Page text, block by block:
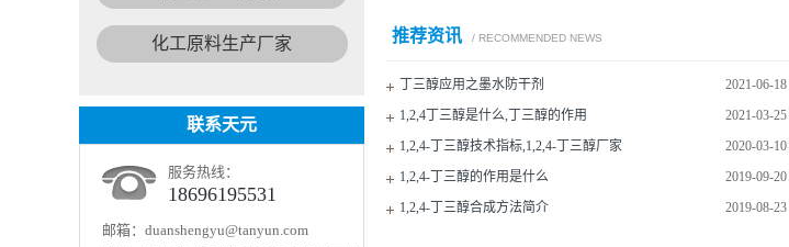
推荐资讯 / RECOMMENDED NEWS
2021-06-18
丁三醇应用之墨水防干剂
2021-03-25
1,2,4丁三醇是什么,丁三醇的作用
2020-03-10
1,2,4-丁三醇技术指标,1,2,4-丁三醇厂家
2019-09-20
1,2,4-丁三醇的作用是什么
2019-08-23
1,2,4-丁三醇合成方法简介
化工原料生产厂家
联系天元
服务热线：
18696195531
邮箱： duanshengyu@tanyun.com